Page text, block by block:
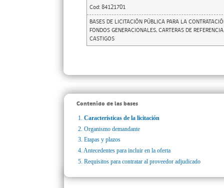
Cod: 84121701
BASES DE LICITACIÓN PÚBLICA PARA LA
FONDOS GENERACIONALES, CARTERAS DE
CASTIGOS
Contenido de las bases
1. Características de la licitación
2. Organismo demandante
3. Etapas y plazos
4. Antecedentes para incluir en la oferta
5. Requisitos para contratar al proveedor adjudicado